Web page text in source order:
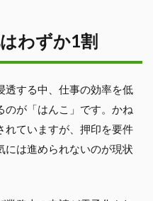
わずか1割
透する中、仕事の効率を低
のが「はんこ」です。かね
れていますが、押印を要件
には進められないのが現状